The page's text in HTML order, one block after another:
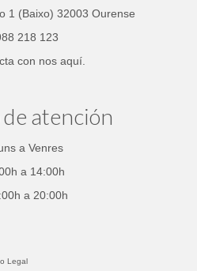
1 (Baixo) 32003 Ourense
218 123
con nos aquí.
atención
a Venres
a 14:00h
a 20:00h
Legal